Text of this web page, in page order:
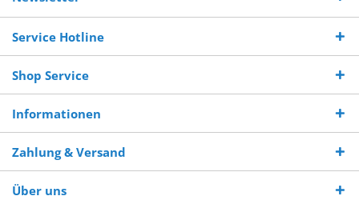
Service Hotline
Shop Service
Informationen
Zahlung & Versand
Über uns